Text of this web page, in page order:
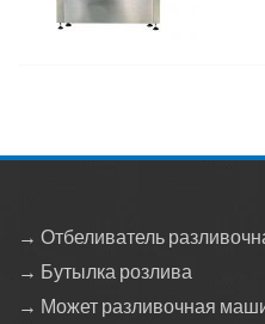
→ Отбеливатель
→ Бутылка розлива
→ Может разливочная